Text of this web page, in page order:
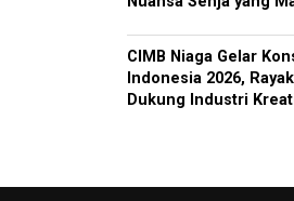
CIMB Niaga Gelar
Indonesia 2026,
Dukung Industri